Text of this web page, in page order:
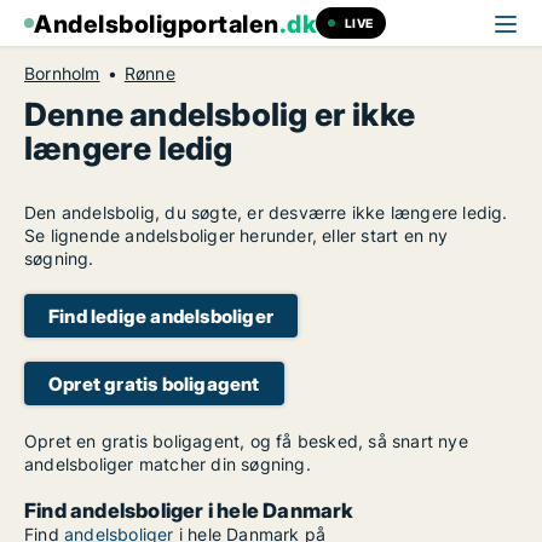
Andelsboligportalen.dk LIVE
Bornholm Rønne
Denne andelsbolig er ikke
længere ledig
Den andelsbolig, du søgte, er desværre ikke længere ledig.
Se lignende andelsboliger herunder, eller start en ny
søgning.
Find ledige andelsboliger
Opret gratis boligagent
Opret en gratis boligagent, og få besked, så snart nye
andelsboliger matcher din søgning.
Find andelsboliger i hele Danmark
Find andelsboliger i hele Danmark på